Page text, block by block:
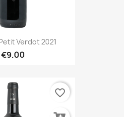
Verdot 2021
€9.00
favorite_border